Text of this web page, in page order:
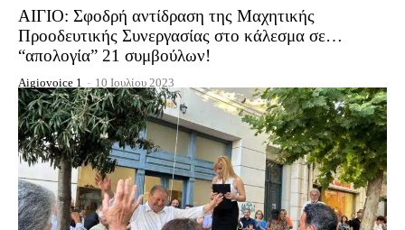
ΑΙΓΙΟ: Σφοδρή αντίδραση της Μαχητικής
Προοδευτικής Συνεργασίας στο κάλεσμα σε…
“απολογία” 21 συμβούλων!
Aigiovoice 1 - 10 Ιουλίου 2023